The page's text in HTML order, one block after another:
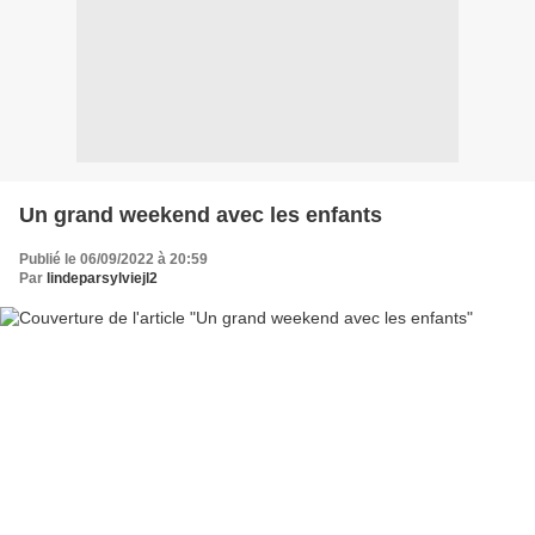
Un grand weekend avec les enfants
Publié le 06/09/2022 à 20:59
Par lindeparsylviejl2